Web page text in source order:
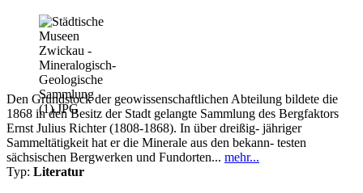
Den Grundstock der geowissenschaftlichen Abteilung bildete die
1868 in den Besitz der Stadt gelangte Sammlung des Bergfaktors
Ernst Julius Richter (1808-1868). In über dreißig- jähriger
Sammeltätigkeit hat er die Minerale aus den bekann- testen
sächsischen Bergwerken und Fundorten... mehr...
Typ: Literatur